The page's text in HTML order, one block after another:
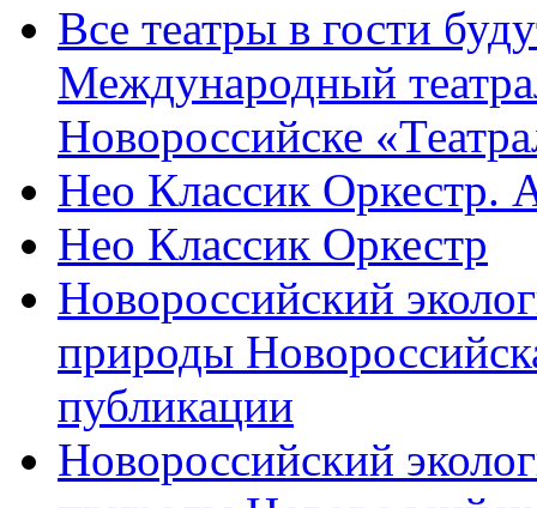
Все театры в гости
Международный
Новороссийске
Нео Классик Оркестр.
Нео Классик Оркестр
Новороссийский
природы
публикации
Новороссийский